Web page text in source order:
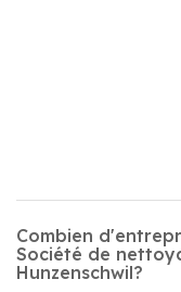
Combien
Société de
Hunzenschwil?